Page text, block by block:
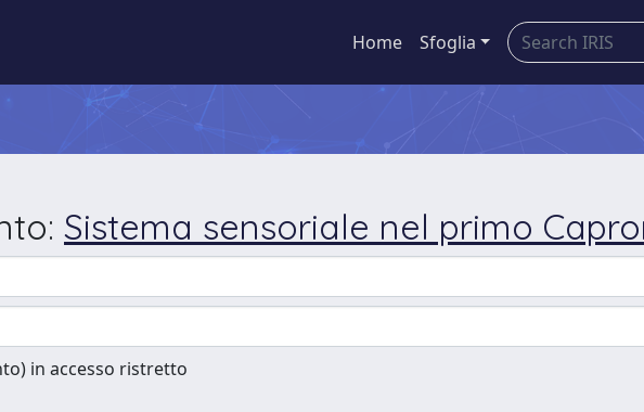
Home Sfoglia
Sistema sensoriale nel primo
in accesso ristretto